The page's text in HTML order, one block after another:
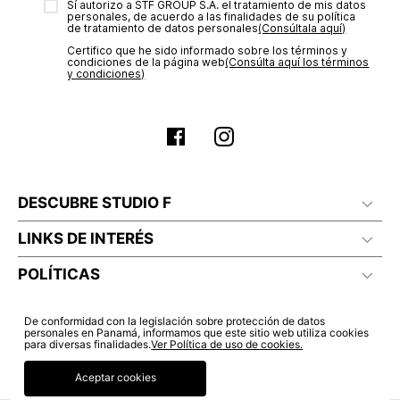
No planchar con vapor
estado de tu compra puedes ingresar al menú de “Mi cuenta -
Mis Pedidos” en nuestra página webwww.studiofpanama.pa
Sí autorizo a STF GROUP S.A. el tratamiento de mis datos
personales, de acuerdo a las finalidades de su política
de tratamiento de datos personales‎(Consúltala aquí)
Certifico que he sido informado sobre los términos y
condiciones de la página web‎(Consúlta aquí los términos
y condiciones)
DESCUBRE STUDIO F
LINKS DE INTERÉS
POLÍTICAS
De conformidad con la legislación sobre protección de datos
personales en Panamá, informamos que este sitio web utiliza cookies
para diversas finalidades.Ver Política de uso de cookies.
Aceptar cookies